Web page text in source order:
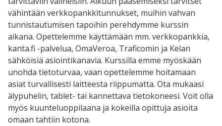
vähintään verkkopankkitunnukset, muihin vahvan
tunnistautumisen tapoihin perehdymme kurssin
aikana. Opettelemme käyttämään mm. verkkopankkia,
kanta.fi -palvelua, OmaVeroa, Traficomin ja Kelan
sähköisiä asiointikanavia. Kurssilla emme myöskään
unohda tietoturvaa, vaan opettelemme hoitamaan
asiat turvallisesti laitteesta riippumatta. Ota mukaasi
älypuhelin, tablet- tai kannettava tietokoneesi. Voit olla
myös kuunteluoppilaana ja kokeilla opittuja asioita
omaan tahtiin kotona.